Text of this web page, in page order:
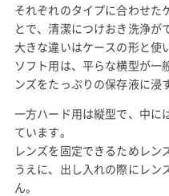
それぞれのタイプに合わせた
とで、清潔につけおき洗浄が
大きな違いはケースの形と使
ソフト用は、平らな横型が一
ンズをたっぷりの保存液に浸
一方ハード用は縦型で、中に
ています。
レンズを固定できるためレン
うえに、出し入れの際にレン
ん。